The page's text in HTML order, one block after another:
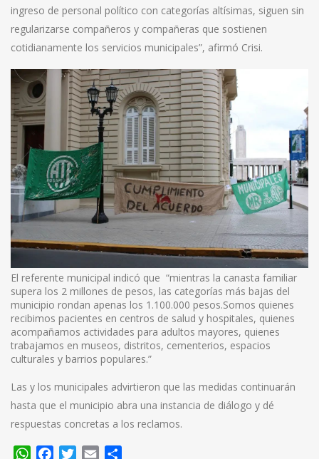
ingreso de personal político con categorías altísimas, siguen sin
regularizarse compañeros y compañeras que sostienen
cotidianamente los servicios municipales”, afirmó Crisi.
El referente municipal indicó que “mientras la canasta familiar
supera los 2 millones de pesos, las categorías más bajas del
municipio rondan apenas los 1.100.000 pesos.Somos quienes
recibimos pacientes en centros de salud y hospitales, quienes
acompañamos actividades para adultos mayores, quienes
trabajamos en museos, distritos, cementerios, espacios
culturales y barrios populares.”
Las y los municipales advirtieron que las medidas continuarán
hasta que el municipio abra una instancia de diálogo y dé
respuestas concretas a los reclamos.
WhatsApp
FacebookTwitter
Email